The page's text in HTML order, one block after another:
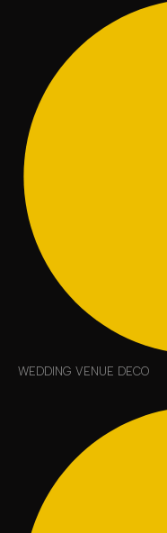
WEDDING VENUE DECO